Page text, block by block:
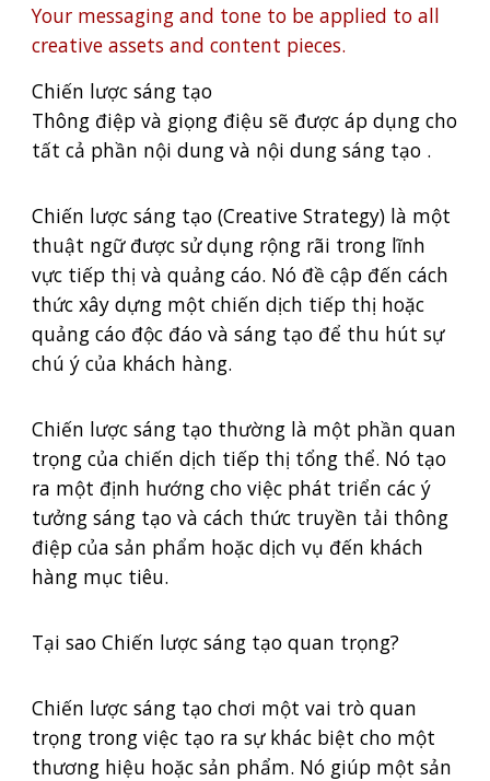
Your messaging and tone to be applied to all
creative assets and content pieces.
Chiến lược sáng tạo
Thông điệp và giọng điệu sẽ được áp dụng cho
tất cả phần nội dung và nội dung sáng tạo .
Chiến lược sáng tạo (Creative Strategy) là một
thuật ngữ được sử dụng rộng rãi trong lĩnh
vực tiếp thị và quảng cáo. Nó đề cập đến cách
thức xây dựng một chiến dịch tiếp thị hoặc
quảng cáo độc đáo và sáng tạo để thu hút sự
chú ý của khách hàng.
Chiến lược sáng tạo thường là một phần quan
trọng của chiến dịch tiếp thị tổng thể. Nó tạo
ra một định hướng cho việc phát triển các ý
tưởng sáng tạo và cách thức truyền tải thông
điệp của sản phẩm hoặc dịch vụ đến khách
hàng mục tiêu.
Tại sao Chiến lược sáng tạo quan trọng?
Chiến lược sáng tạo chơi một vai trò quan
trọng trong việc tạo ra sự khác biệt cho một
thương hiệu hoặc sản phẩm. Nó giúp một sản